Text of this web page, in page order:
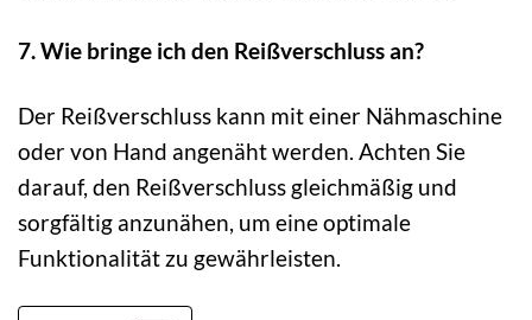
7. Wie bringe ich den Reißverschluss an?
Der Reißverschluss kann mit einer Nähmaschine
oder von Hand angenäht werden. Achten Sie
darauf, den Reißverschluss gleichmäßig und
sorgfältig anzunähen, um eine optimale
Funktionalität zu gewährleisten.